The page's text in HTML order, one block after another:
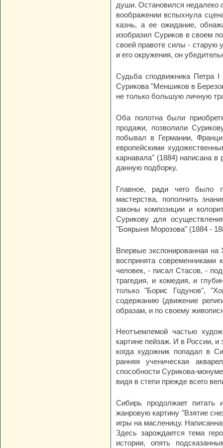
души. Остановился недалеко
воображении вспыхнула
казнь, а ее ожидание,
изобразил Суриков в своем
своей правоте силы -
и его окружения, он
Судьба сподвижника Петра
Сурикова "Меншиков в
не только большую личную
Оба полотна были
продажи, позволили
побывал в Германии,
европейскими
карнавала" (1884) написана
данную подборку.
Главное, ради чего было
мастерства, пополнить
законы композиции и
Сурикову для
"Боярыня Морозова" (1884 -
Впервые экспонированная
воспринята современниками
человек, - писал Стасов, -
трагедия, и комедия, и
только "Борис Годунов",
содержанию (движение
образам, и по своему
Неотъемлемой частью
картине пейзаж. И в России, и
когда художник попадал в
ранняя ученическая
способности Сурикова-
видя в степи прежде всего
Сибирь продолжает питать
жанровую картину "Взятие
игры на масленицу.
Здесь зарождается тема
истории, опять